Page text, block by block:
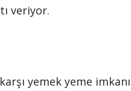
veriyor.
yemek yeme imkanı